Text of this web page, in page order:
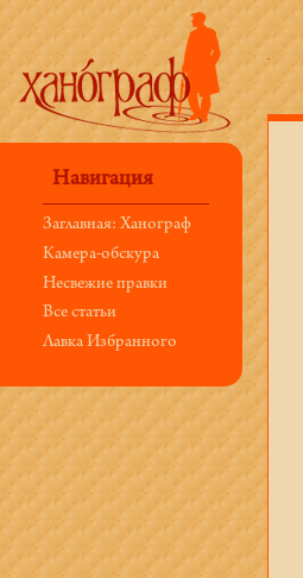
Навигация
Заглавная: Ханограф
Камера-обскура
Несвежие правки
Все статьи
Лавка Избранного